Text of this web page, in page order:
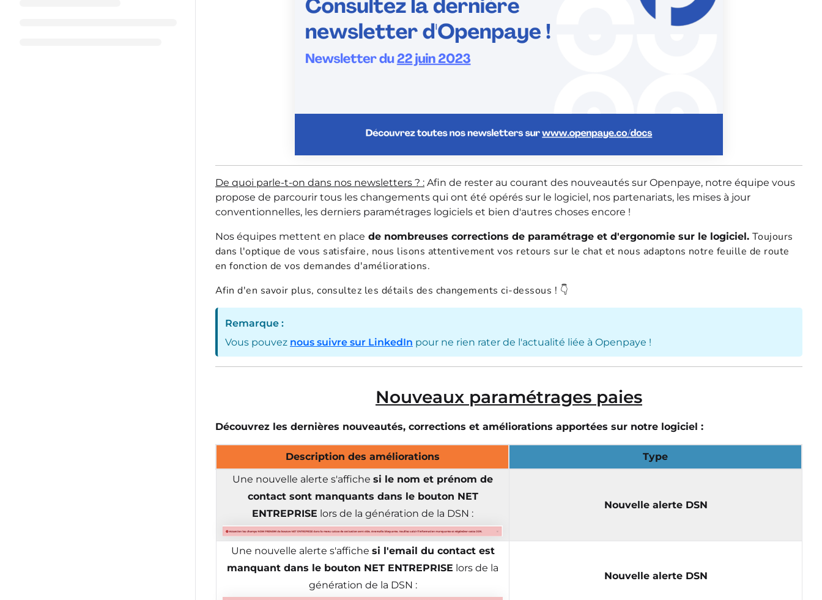
De quoi parle-t-on dans nos newsletters ? : Afin de rester au courant des nouveautés sur Openpaye, notre équipe vous
propose de parcourir tous les changements qui ont été opérés sur le logiciel, nos partenariats, les mises à jour
conventionnelles, les derniers paramétrages logiciels et bien d'autres choses encore !
Nos équipes mettent en place de nombreuses corrections de paramétrage et d'ergonomie sur le logiciel. Toujours
dans l'optique de vous satisfaire, nous lisons attentivement vos retours sur le chat et nous adaptons notre feuille de route
en fonction de vos demandes d'améliorations.
Afin d'en savoir plus, consultez les détails des changements ci-dessous ! 👇
Remarque :
Vous pouvez nous suivre sur LinkedIn pour ne rien rater de l'actualité liée à Openpaye !
Nouveaux paramétrages paies
Découvrez les dernières nouveautés, corrections et améliorations apportées sur notre logiciel :
Description des améliorations
Type
Une nouvelle alerte s'affiche si le nom et prénom de
contact sont manquants dans le bouton NET
ENTREPRISE lors de la génération de la DSN :
Nouvelle alerte DSN
Une nouvelle alerte s'affiche si l'email du contact est
manquant dans le bouton NET ENTREPRISE lors de la
génération de la DSN :
Nouvelle alerte DSN